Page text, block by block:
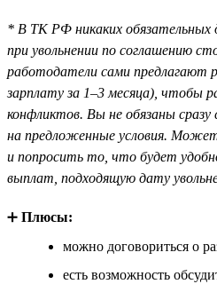
* В ТК РФ никаких обязательных
при увольнении по соглашению
работодатели сами предлагают
зарплату за 1–3 месяца), чтобы
конфликтов. Вы не обязаны сразу
на предложенные условия.
и попросить то, что будет
выплат, подходящую дату
➕ Плюсы:
можно договориться о
есть возможность